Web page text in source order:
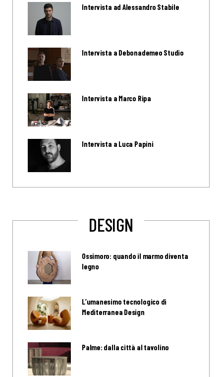
Intervista ad Alessandro Stabile
Intervista a Debonademeo Studio
Intervista a Marco Ripa
Intervista a Luca Papini
DESIGN
Ossimoro: quando il marmo diventa
legno
L’umanesimo tecnologico di
Mediterranea Design
Palme: dalla città al tavolino